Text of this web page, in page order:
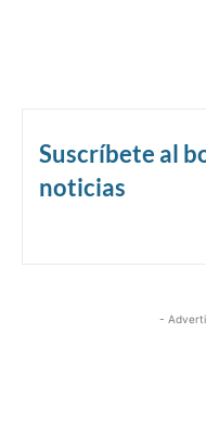
Suscríbete al
noticias
-